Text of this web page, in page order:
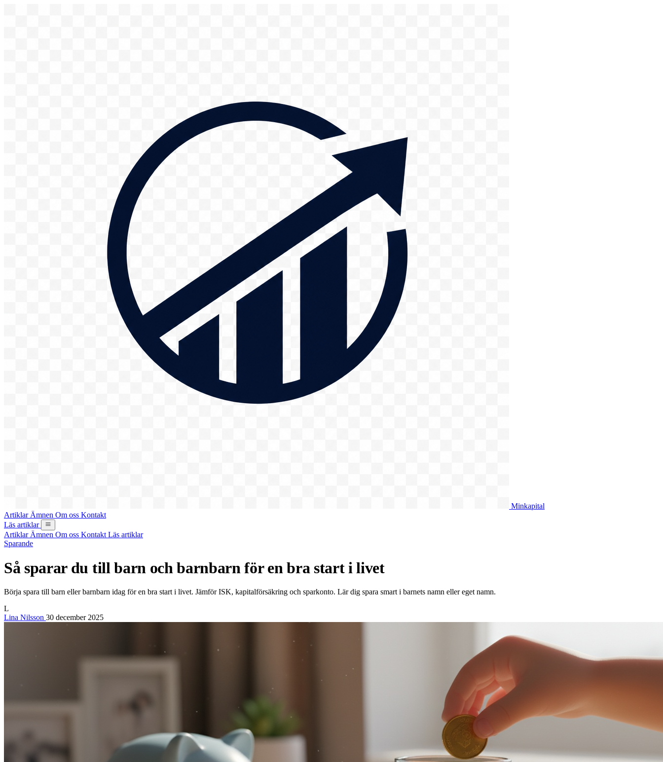
Minkapital
Artiklar Ämnen Om oss Kontakt
Läs artiklar
Artiklar Ämnen Om oss Kontakt Läs artiklar
Sparande
Så sparar du till barn och barnbarn för en bra start i livet
Börja spara till barn eller barnbarn idag för en bra start i livet. Jämför ISK, kapitalförsäkring och sparkonto. Lär dig spara smart i barnets namn eller eget namn.
L
Lina Nilsson 30 december 2025